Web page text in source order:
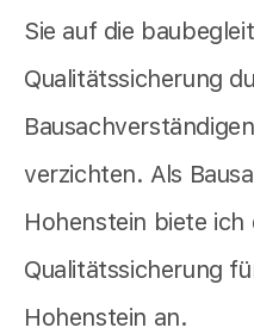
Sie auf die
Qualitätssicherung
verzichten. Als
Hohenstein biete
Qualitätssicherung
Hohenstein an.